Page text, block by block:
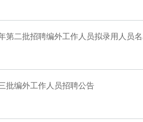
批编外工作人员招聘公告